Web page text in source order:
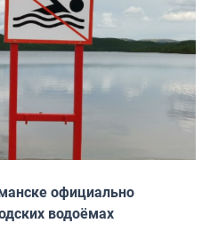
официально
водоёмах